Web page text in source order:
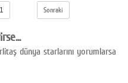
Sonraki
dünya starlarını yorumlarsa